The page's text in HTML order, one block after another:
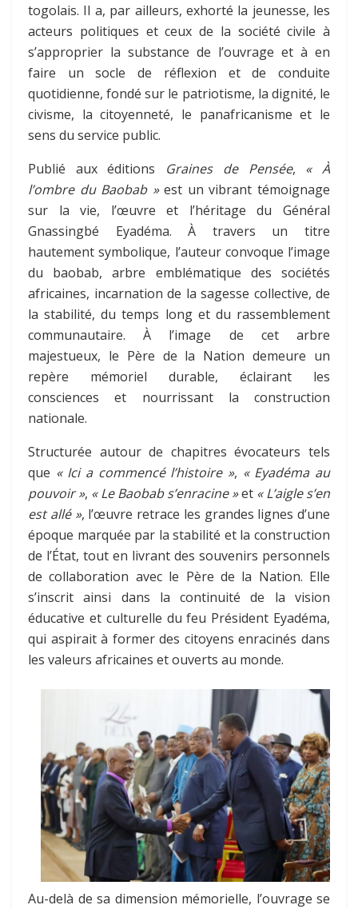
togolais. Il a, par ailleurs, exhorté la jeunesse, les
acteurs politiques et ceux de la société civile à
s’approprier la substance de l’ouvrage et à en
faire un socle de réflexion et de conduite
quotidienne, fondé sur le patriotisme, la dignité, le
civisme, la citoyenneté, le panafricanisme et le
sens du service public.
Publié aux éditions Graines de Pensée, « À
l’ombre du Baobab »est un vibrant témoignage
sur la vie, l’œuvre et l’héritage du Général
Gnassingbé Eyadéma. À travers un titre
hautement symbolique, l’auteur convoque l’image
du baobab, arbre emblématique des sociétés
africaines, incarnation de la sagesse collective, de
la stabilité, du temps long et du rassemblement
communautaire. À l’image de cet arbre
majestueux, le Père de la Nation demeure un
repère mémoriel durable, éclairant les
consciences et nourrissant la construction
nationale.
Structurée autour de chapitres évocateurs tels
que « Ici a commencé l’histoire », « Eyadéma au
pouvoir », « Le Baobab s’enracine »et « L’aigle s’en
est allé », l’œuvre retrace les grandes lignes d’une
époque marquée par la stabilité et la construction
de l’État, tout en livrant des souvenirs personnels
de collaboration avec le Père de la Nation. Elle
s’inscrit ainsi dans la continuité de la vision
éducative et culturelle du feu Président Eyadéma,
qui aspirait à former des citoyens enracinés dans
les valeurs africaines et ouverts au monde.
Au-delà de sa dimension mémorielle, l’ouvrage se